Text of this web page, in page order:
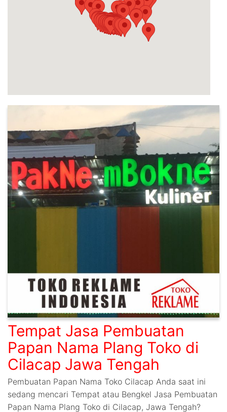
Tempat Jasa Pembuatan
Papan Nama Plang Toko di
Cilacap Jawa Tengah
Pembuatan Papan Nama Toko Cilacap Anda saat ini
sedang mencari Tempat atau Bengkel Jasa Pembuatan
Papan Nama Plang Toko di Cilacap, Jawa Tengah?